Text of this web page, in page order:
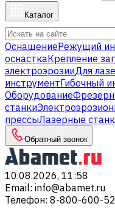
Каталог
ОснащениеРежущий
оснасткаКрепление
электроэрозииДля
инструментГибочный
Оборудование
станки
прессыЛазерные
Обратный звонок
10.08.2026, 11:58
Email: info@abamet.ru
Телефон: 8-800-600-